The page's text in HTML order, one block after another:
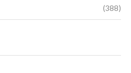
(388)